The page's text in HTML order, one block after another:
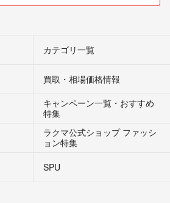
カテゴリ一覧
買取・相場価格情報
キャンペーン一覧・おすすめ
特集
ラクマ公式ショップ ファッシ
ョン特集
SPU